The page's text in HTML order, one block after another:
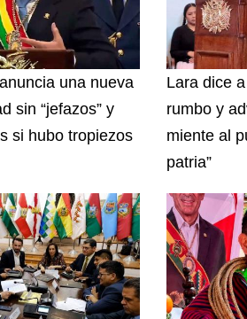
una nueva
sin “jefazos” y
si hubo tropiezos
Lara dice
rumbo y
miente al
patria”